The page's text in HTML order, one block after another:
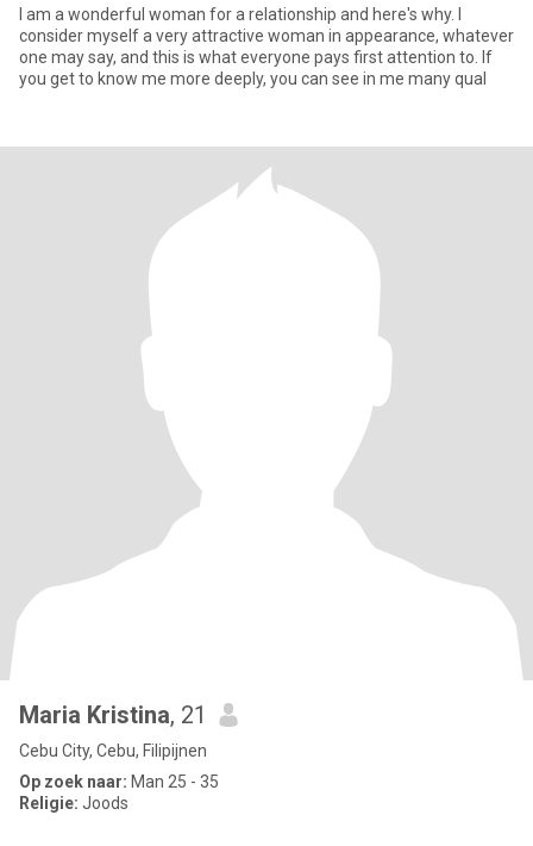
I am a wonderful woman for a relationship and here's why. I
consider myself a very attractive woman in appearance, whatever
one may say, and this is what everyone pays first attention to. If
you get to know me more deeply, you can see in me many qual
Maria Kristina, 21
Cebu City, Cebu, Filipijnen
Op zoek naar: Man 25 - 35
Religie: Joods